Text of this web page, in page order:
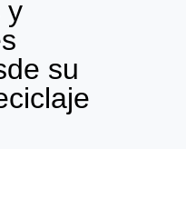
y
su